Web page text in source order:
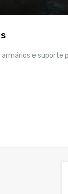
e suporte